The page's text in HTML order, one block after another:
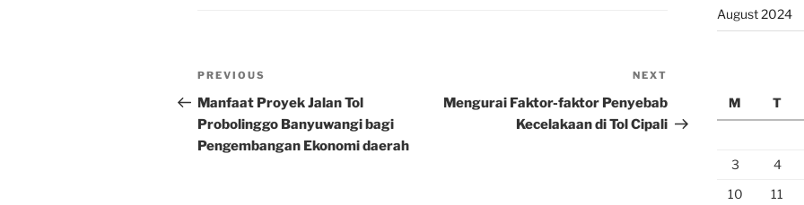
Post
navigation
Previous
Post
PREVIOUS
Manfaat Proyek Jalan Tol
Probolinggo Banyuwangi bagi
Pengembangan Ekonomi daerah
Post
NEXT
Mengurai Faktor-faktor Penyebab
Kecelakaan di Tol Cipali
August 2024
M
T
3
4
10
11